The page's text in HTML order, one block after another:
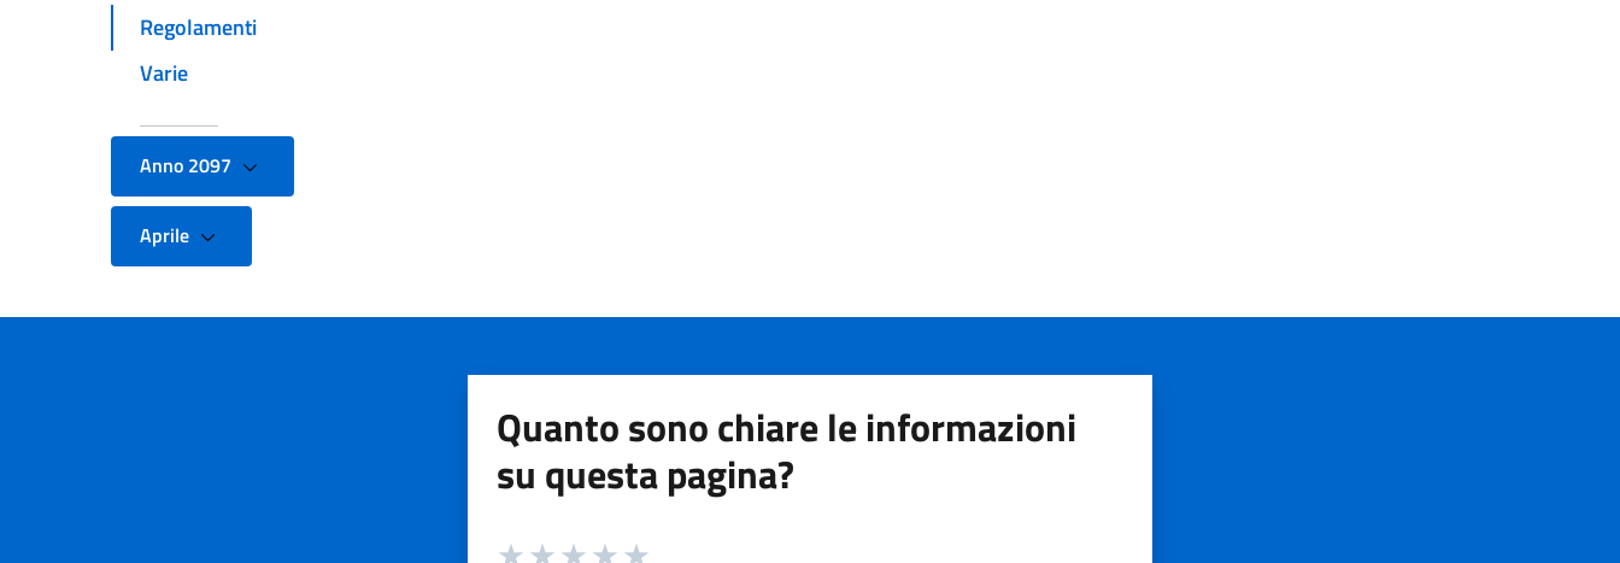
Regolamenti
Varie
Anno 2097
Aprile
Quanto sono chiare le informazioni
su questa pagina?
Valuta da 1 a 5 stelle la pagina